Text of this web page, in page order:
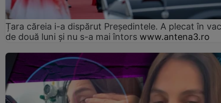
Țara căreia i-a dispărut Președintele. A plecat în
de două luni și nu s-a mai întors www.antena3.ro